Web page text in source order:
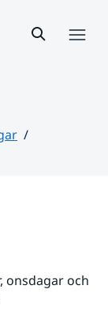
onsdagar och